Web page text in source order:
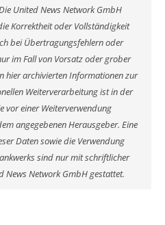
United News Network GmbH
Korrektheit oder Vollständigkeit
bei Übertragungsfehlern oder
im Fall von Vorsatz oder grober
hier archivierten Informationen zur
Weiterverarbeitung ist in der
vor einer Weiterverwendung
angegebenen Herausgeber. Eine
Daten sowie die Verwendung
sind nur mit schriftlicher
News Network GmbH gestattet.